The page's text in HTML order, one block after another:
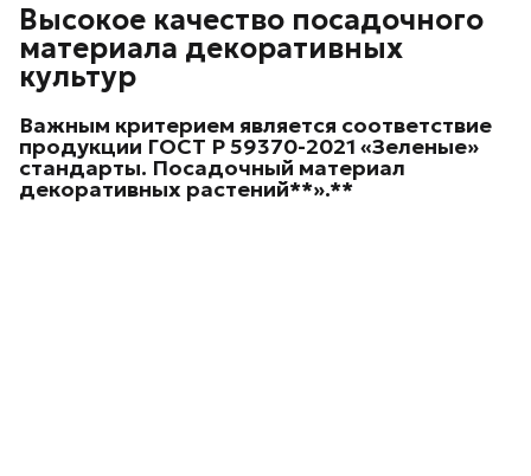
Высокое качество посадочного
материала декоративных
культур
Важным критерием является соответствие
продукции ГОСТ Р 59370-2021 «Зеленые»
стандарты. Посадочный материал
декоративных растений**».**